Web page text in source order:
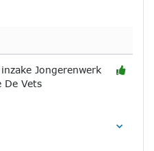
Jongerenwerk
De Vets